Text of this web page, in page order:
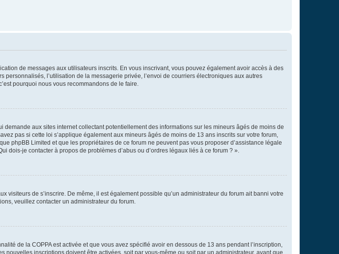
de messages aux utilisateurs inscrits. En vous inscrivant, vous pouvez également avoir accès à des
l’utilisation de la messagerie privée, l’envoi de courriers électroniques aux autres
pourquoi nous vous recommandons de le faire.
aux sites internet collectant potentiellement des informations sur les mineurs âgés de moins de
pas si cette loi s’applique également aux mineurs âgés de moins de 13 ans inscrits sur votre forum,
phpBB Limited et que les propriétaires de ce forum ne peuvent pas vous proposer d’assistance légale
dois-je contacter à propos de problèmes d’abus ou d’ordres légaux liés à ce forum ? ».
visiteurs de s’inscrire. De même, il est également possible qu’un administrateur du forum ait banni votre
veuillez contacter un administrateur du forum.
de la COPPA est activée et que vous avez spécifié avoir en dessous de 13 ans pendant l’inscription,
inscriptions doivent être activées, soit par vous-même ou soit par un administrateur, avant que